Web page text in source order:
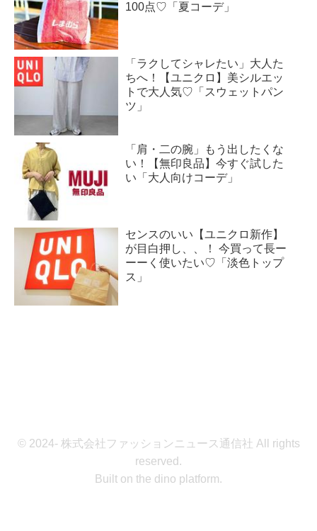
100点♡「夏コーデ」
「ラクしてシャレたい」大人た
ちへ！【ユニクロ】美シルエッ
トで大人気♡「スウェットパン
ツ」
「肩・二の腕」もう出したくな
い！【無印良品】今すぐ試した
い「大人向けコーデ」
センスのいい【ユニクロ新作】
が目白押し、、！ 今買って長ー
ーーく使いたい♡「淡色トップ
ス」
© 2024- 株式会社ファッションニュース通信社 All rights
reserved.
Built on the dino platform.